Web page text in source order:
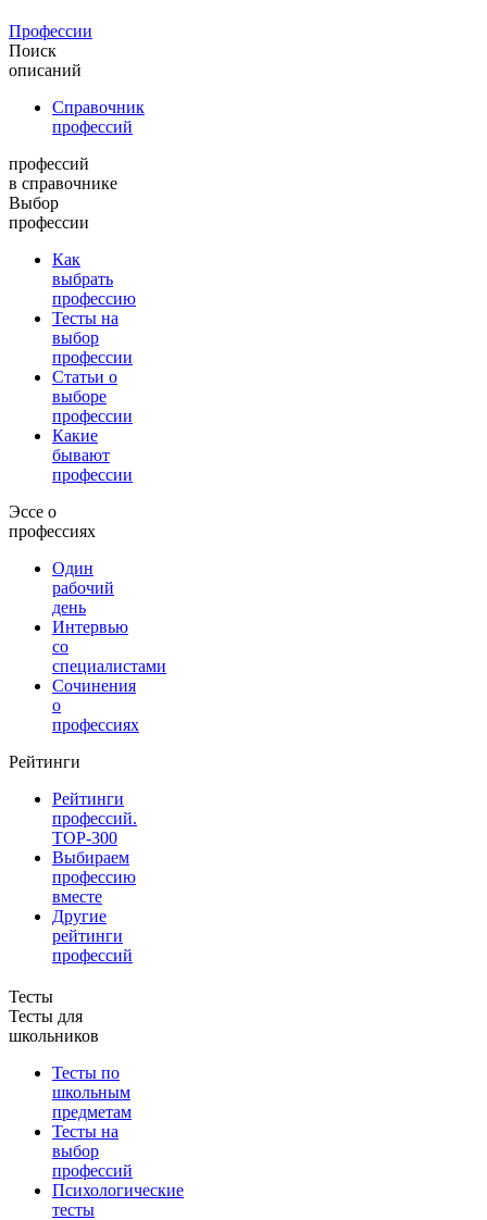
Профессии
Поиск
описаний
Справочник
профессий
профессий
в справочнике
Выбор
профессии
Как
выбрать
профессию
Тесты на
выбор
профессии
Статьи о
выборе
профессии
Какие
бывают
профессии
Эссе о
профессиях
Один
рабочий
день
Интервью
со
специалистами
Сочинения
о
профессиях
Рейтинги
Рейтинги
профессий.
TOP-300
Выбираем
профессию
вместе
Другие
рейтинги
профессий
Тесты
Тесты для
школьников
Тесты по
школьным
предметам
Тесты на
выбор
профессий
Психологические
тесты